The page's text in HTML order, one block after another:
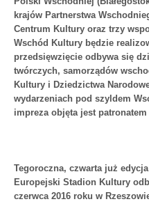
krajów Partnerstwa
Centrum Kultury oraz trzy
Wschód Kultury będzie
przedsięwzięcie odbywa się
twórczych, samorządów
Kultury i Dziedzictwa
wydarzeniach pod szyldem
impreza objęta jest
Tegoroczna, czwarta już
Europejski Stadion Kultury
czerwca 2016 roku w